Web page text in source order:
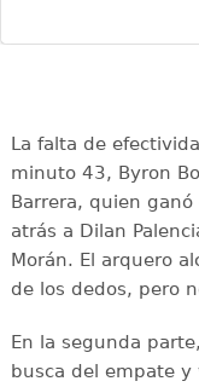
La falta de
minuto 43, Byron
Barrera, quien
atrás a Dilan
Morán. El arquero
de los dedos, pero
En la segunda
busca del empate